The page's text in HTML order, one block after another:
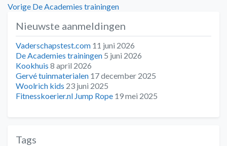
Bericht
navigatie
Vorige Vorig
De Academies trainingen
Nieuwste aanmeldingen
Vaderschapstest.com 11 juni 2026
De Academies trainingen 5 juni 2026
Kookhuis 8 april 2026
Gervé tuinmaterialen 17 december 2025
Woolrich kids 23 juni 2025
Fitnesskoerier.nl Jump Rope 19 mei 2025
Tags